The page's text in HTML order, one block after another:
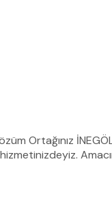
Ortağınız